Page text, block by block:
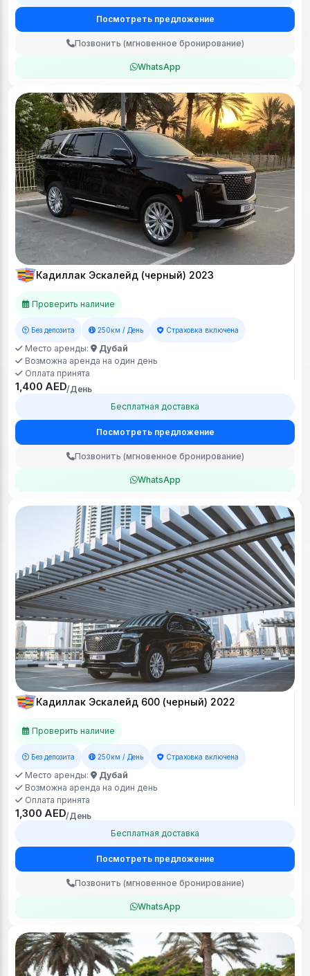
Посмотреть предложение
Позвонить (мгновенное бронирование)
WhatsApp
Кадиллак Эскалейд (черный) 2023
Проверить наличие
Без депозита 250км / День Страховка включена
Место аренды:
Дубай
Возможна аренда на один день
Оплата принята
1,400 AED/День
Бесплатная доставка
Посмотреть предложение
Позвонить (мгновенное бронирование)
WhatsApp
Кадиллак Эскалейд 600 (черный) 2022
Проверить наличие
Без депозита 250км / День Страховка включена
Место аренды:
Дубай
Возможна аренда на один день
Оплата принята
1,300 AED/День
Бесплатная доставка
Посмотреть предложение
Позвонить (мгновенное бронирование)
WhatsApp